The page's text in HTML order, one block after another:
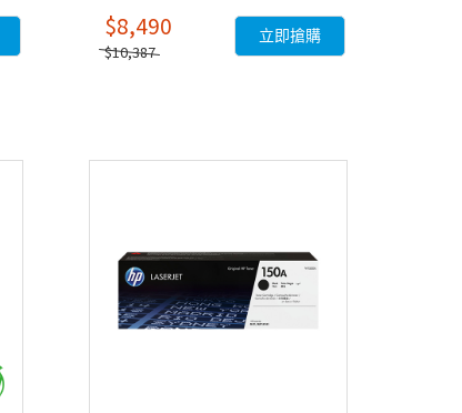
$8,490
$10,387
立即搶購